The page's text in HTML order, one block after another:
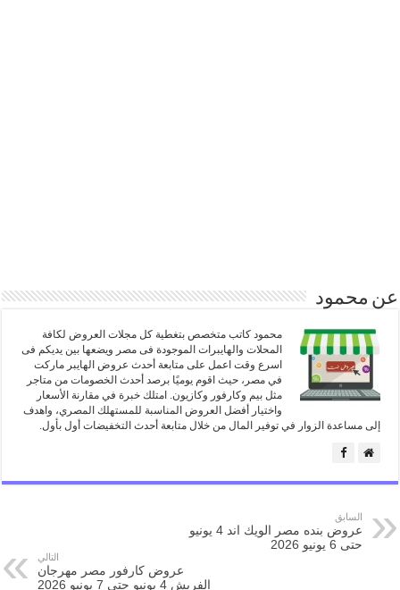
عن محمود
محمود كاتب متخصص بتغطية كل مجلات العروض لكافة
المحلات والهايبرات الموجودة فى مصر ويضعها بين يديكم فى
اسرع وقت اعمل على متابعة أحدث عروض الهايبر ماركت
في مصر، حيث اقوم يوميًا برصد أحدث الخصومات من متاجر
مثل بيم وكارفور وكازيون. امتلك خبرة في مقارنة الأسعار
واختيار أفضل العروض المناسبة للمستهلك المصري، واهدف
إلى مساعدة الزوار في توفير المال من خلال متابعة أحدث التخفيضات أول بأول.
السابق
عروض بنده مصر الويك اند 4 يونيو
حتى 6 يونيو 2026
التالي
عروض كارفور مصر مهرجان
الفريش 4 يونيو حتى 7 يونيو 2026